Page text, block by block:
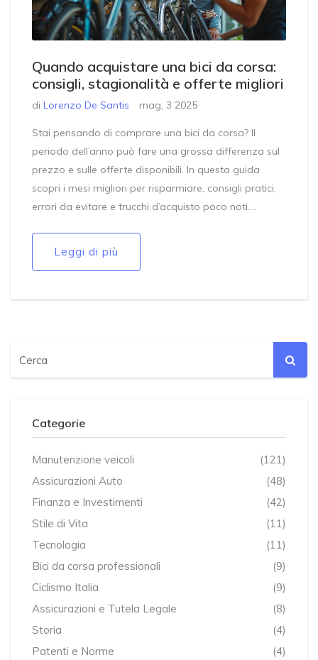
Quando acquistare una bici da corsa:
consigli, stagionalità e offerte migliori
di Lorenzo De Santis mag, 3 2025
Stai pensando di comprare una bici da corsa? Il
periodo dell’anno può fare una grossa differenza sul
prezzo e sulle offerte disponibili. In questa guida
scopri i mesi migliori per risparmiare, consigli pratici,
errori da evitare e trucchi d’acquisto poco noti.
Leggi di più
Categorie
Manutenzione veicoli
(121)
Assicurazioni Auto
(48)
Finanza e Investimenti
(42)
Stile di Vita
(11)
Tecnologia
(11)
Bici da corsa professionali
(9)
Ciclismo Italia
(9)
Assicurazioni e Tutela Legale
(8)
Storia
(4)
Patenti e Norme
(4)